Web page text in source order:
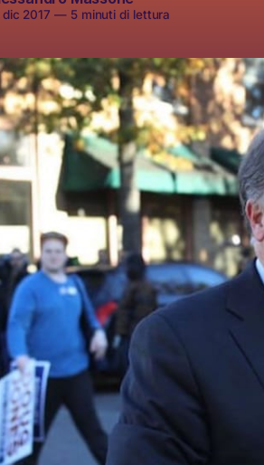
dic 2017 —5 minuti di lettura